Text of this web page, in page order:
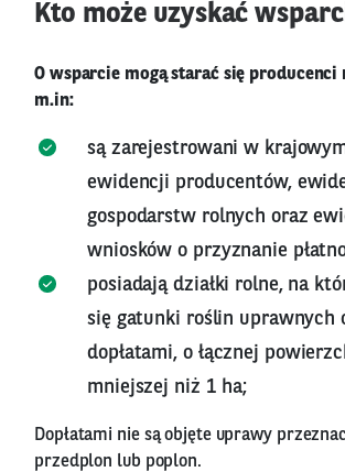
Kto może uzyskać
O wsparcie mogą starać się
m.in:
są zarejestrowani w
ewidencji producentów,
gospodarstw rolnych oraz
wniosków o przyznanie
posiadają działki rolne, na
się gatunki roślin uprawnych
dopłatami, o łącznej
mniejszej niż 1 ha;
Dopłatami nie są objęte uprawy
przedplon lub poplon.